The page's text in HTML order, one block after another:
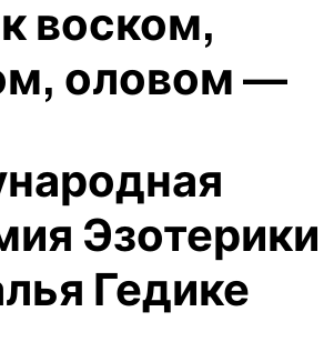
воском,
оловом —
Эзотерики
Гедике